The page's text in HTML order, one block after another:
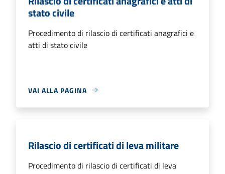
stato civile
Procedimento di rilascio di certificati anagrafici e
atti di stato civile
VAI ALLA PAGINA
Rilascio di certificati di leva militare
Procedimento di rilascio di certificati di leva